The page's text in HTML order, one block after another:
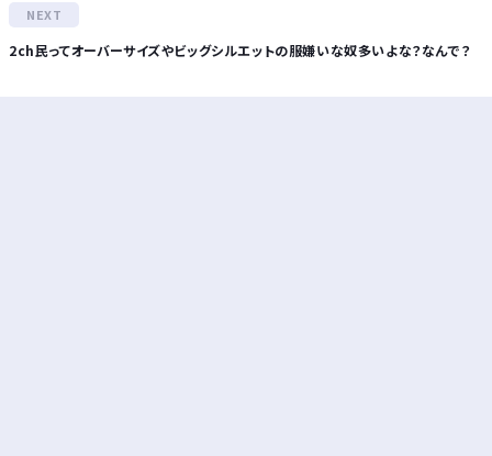
2ch民ってオーバーサイズやビッグシルエットの服嫌いな奴多いよな？なんで？